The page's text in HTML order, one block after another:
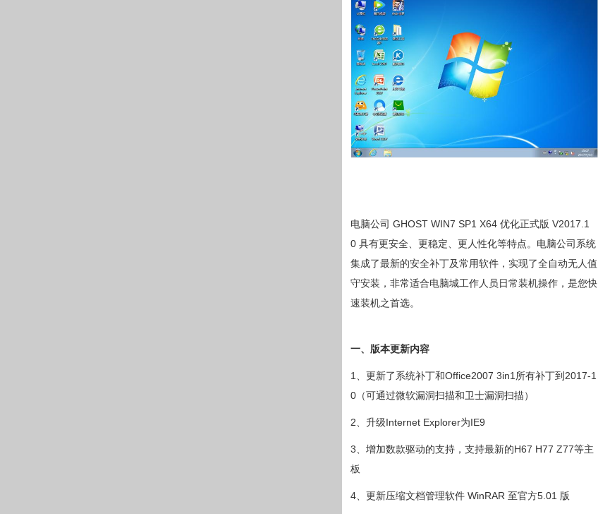
电脑公司 GHOST WIN7 SP1 X64 优化正式版 V2017.1
0 具有更安全、更稳定、更人性化等特点。电脑公司系统
集成了最新的安全补丁及常用软件，实现了全自动无人值
守安装，非常适合电脑城工作人员日常装机操作，是您快
速装机之首选。
一、版本更新内容
1、更新了系统补丁和Office2007 3in1所有补丁到2017-1
0（可通过微软漏洞扫描和卫士漏洞扫描）
2、升级Internet Explorer为IE9
3、增加数款驱动的支持，支持最新的H67 H77 Z77等主
板
4、更新压缩文档管理软件 WinRAR 至官方5.01 版